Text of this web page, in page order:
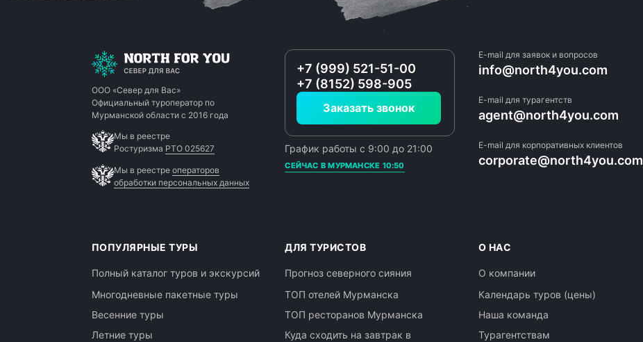
ООО «Север для Вас»
Официальный туроператор по
Мурманской области с 2016 года
Мы в реестре
Ростуризма РТО 025627
Мы в реестре операторов
обработки персональных данных
+7 (999) 521-51-00
+7 (8152) 598-905
Заказать звонок
График работы с 9:00 до 21:00
СЕЙЧАС В МУРМАНСКЕ 10:50
E-mail для заявок и вопросов
info@north4you.com
E-mail для турагентств
agent@north4you.com
E-mail для корпоративных клиентов
corporate@north4you.com
ПОПУЛЯРНЫЕ ТУРЫ
Полный каталог туров и экскурсий
Многодневные пакетные туры
Весенние туры
Летние туры
ДЛЯ ТУРИСТОВ
Прогноз северного сияния
ТОП отелей Мурманска
ТОП ресторанов Мурманска
Куда сходить на завтрак в
О НАС
О компании
Календарь туров (цены)
Наша команда
Турагентствам